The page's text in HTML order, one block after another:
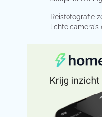
Reisfotografie
lichte